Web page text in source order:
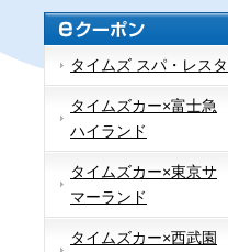
タイムズ スパ・レスタ
タイムズカー×富士急
ハイランド
タイムズカー×東京サ
マーランド
タイムズカー×西武園